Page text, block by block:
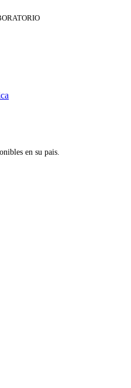
en su pais.